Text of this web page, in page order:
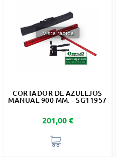
Vista rápida
CORTADOR DE AZULEJOS
MANUAL 900 MM. - SG11957
Precio
201,00 €